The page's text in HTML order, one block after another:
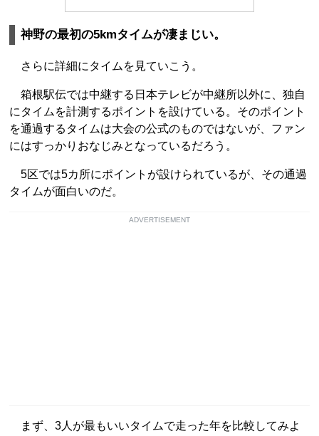
神野の最初の5kmタイムが凄まじい。
さらに詳細にタイムを見ていこう。
箱根駅伝では中継する日本テレビが中継所以外に、独自
にタイムを計測するポイントを設けている。そのポイント
を通過するタイムは大会の公式のものではないが、ファン
にはすっかりおなじみとなっているだろう。
5区では5カ所にポイントが設けられているが、その通過
タイムが面白いのだ。
ADVERTISEMENT
まず、3人が最もいいタイムで走った年を比較してみよ